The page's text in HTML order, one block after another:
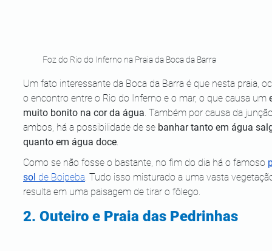
Foz do Rio do Inferno na Praia da Boca da Barra
Um fato interessante da Boca da Barra é que nesta praia,
o encontro entre o Rio do Inferno e o mar, o que causa um
muito bonito na cor da água. Também por causa da
ambos, há a possibilidade de se banhar tanto em água
quanto em água doce.
Como se não fosse o bastante, no fim do dia há o famoso
sol de Boipeba. Tudo isso misturado a uma vasta
resulta em uma paisagem de tirar o fôlego.
2. Outeiro e Praia das Pedrinhas